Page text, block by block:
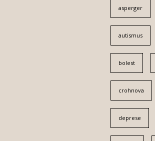
asperger
autismus
bolest
crohnova
deprese